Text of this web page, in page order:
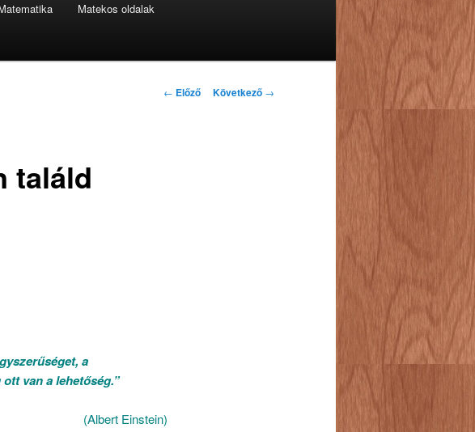
Matekos oldalak
Bejegyzés
← Előző Következő →
találd
a
van a lehetőség.”
(Albert Einstein)